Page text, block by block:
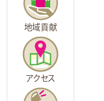
地域貢献
アクセス